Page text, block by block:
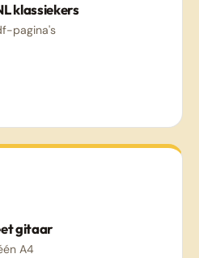
klassiekers
pagina's
gitaar
A4